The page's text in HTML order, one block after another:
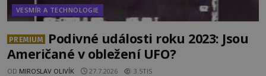
VESMÍR A TECHNOLOGIE
PREMIUM
Podivné události roku 2023: Jsou
Američané v obležení UFO?
OD MIROSLAV OLIVÍK 27.7.2026 3.5TIS